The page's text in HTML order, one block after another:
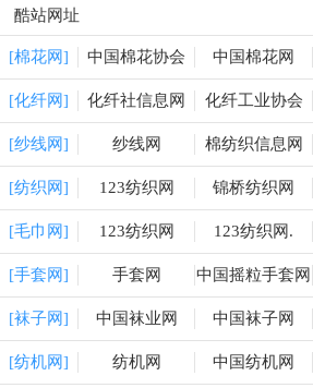
酷站网址
[棉花网] 中国棉花协会 中国棉花网
[化纤网] 化纤社信息网 化纤工业协会
[纱线网] 纱线网 棉纺织信息网
[纺织网] 123纺织网 锦桥纺织网
[毛巾网] 123纺织网 123纺织网.
[手套网] 手套网 中国摇粒手套网
[袜子网] 中国袜业网 中国袜子网
[纺机网] 纺机网 中国纺机网